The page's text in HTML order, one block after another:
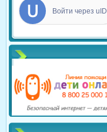
Войти через uID